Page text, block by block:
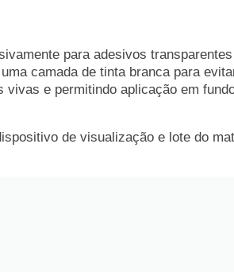
para adesivos
camada de tinta branca para
e permitindo aplicação em
de visualização e lote do